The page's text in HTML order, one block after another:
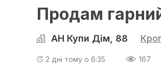
Продам
АН Купи Дім, 88
2 дні тому о 6:35 167